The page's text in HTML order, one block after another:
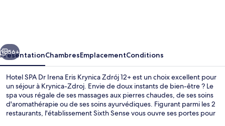
Eris
Krynica
Zdrój
12+
Suivant
56+
PrésentationChambresEmplacementConditions
Hotel SPA Dr Irena Eris Krynica Zdrój 12+ est un choix excellent pour
un séjour à Krynica-Zdroj. Envie de doux instants de bien-être ? Le
spa vous régale de ses massages aux pierres chaudes, de ses soins
d'aromathérapie ou de ses soins ayurvédiques. Figurant parmi les 2
restaurants, l'établissement Sixth Sense vous ouvre ses portes pour